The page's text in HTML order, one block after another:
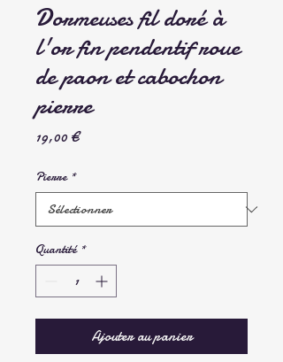
Dormeuses fil doré à
l'or fin pendentif roue
de paon et cabochon
pierre
19,00 €Prix
Pierre *
Quantité *
Ajouter au panier